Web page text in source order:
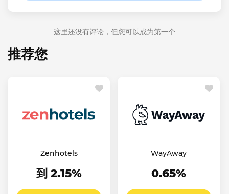
这里还没有评论，但您可以成为第一个
推荐您
Zenhotels
到 2.15%
WayAway
0.65%